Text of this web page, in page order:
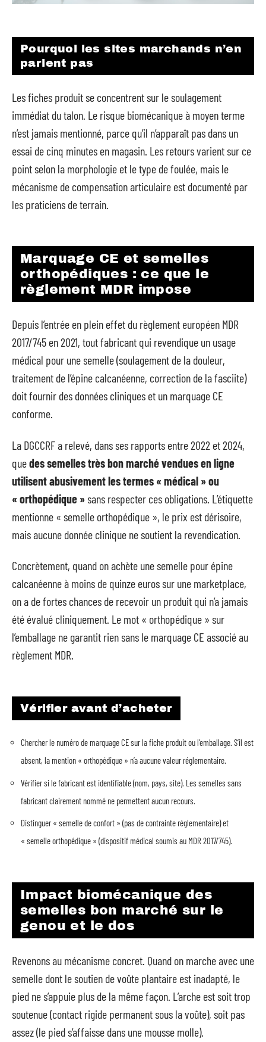
Pourquoi les sites marchands n’en
parlent pas
Les fiches produit se concentrent sur le soulagement
immédiat du talon. Le risque biomécanique à moyen terme
n’est jamais mentionné, parce qu’il n’apparaît pas dans un
essai de cinq minutes en magasin. Les retours varient sur ce
point selon la morphologie et le type de foulée, mais le
mécanisme de compensation articulaire est documenté par
les praticiens de terrain.
Marquage CE et semelles
orthopédiques : ce que le
règlement MDR impose
Depuis l’entrée en plein effet du règlement européen MDR
2017/745 en 2021, tout fabricant qui revendique un usage
médical pour une semelle (soulagement de la douleur,
traitement de l’épine calcanéenne, correction de la fasciite)
doit fournir des données cliniques et un marquage CE
conforme.
La DGCCRF a relevé, dans ses rapports entre 2022 et 2024,
quedes semelles très bon marché vendues en ligne
utilisent abusivement les termes « médical » ou
« orthopédique »sans respecter ces obligations. L’étiquette
mentionne « semelle orthopédique », le prix est dérisoire,
mais aucune donnée clinique ne soutient la revendication.
Concrètement, quand on achète une semelle pour épine
calcanéenne à moins de quinze euros sur une marketplace,
on a de fortes chances de recevoir un produit qui n’a jamais
été évalué cliniquement. Le mot « orthopédique » sur
l’emballage ne garantit rien sans le marquage CE associé au
règlement MDR.
Vérifier avant d’acheter
Chercher le numéro de marquage CE sur la fiche produit ou l’emballage. S’il est
absent, la mention « orthopédique » n’a aucune valeur réglementaire.
Vérifier si le fabricant est identifiable (nom, pays, site). Les semelles sans
fabricant clairement nommé ne permettent aucun recours.
Distinguer « semelle de confort » (pas de contrainte réglementaire) et
« semelle orthopédique » (dispositif médical soumis au MDR 2017/745).
Impact biomécanique des
semelles bon marché sur le
genou et le dos
Revenons au mécanisme concret. Quand on marche avec une
semelle dont le soutien de voûte plantaire est inadapté, le
pied ne s’appuie plus de la même façon. L’arche est soit trop
soutenue (contact rigide permanent sous la voûte), soit pas
assez (le pied s’affaisse dans une mousse molle).